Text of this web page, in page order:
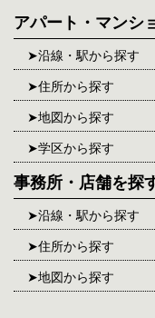
アパート・マンシ
沿線・駅から探す
住所から探す
地図から探す
学区から探す
事務所・店舗を探
沿線・駅から探す
住所から探す
地図から探す